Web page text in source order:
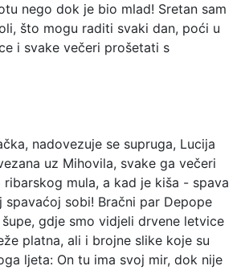
nego dok je bio mlad! Sretan sam
što mogu raditi svaki dan, poći u
i svake večeri prošetati s
nadovezuje se supruga, Lucija
uz Mihovila, svake ga večeri
mula, a kad je kiša - spava
spavaćoj sobi! Bračni par Depope
gdje smo vidjeli drvene letvice
platna, ali i brojne slike koje su
ljeta: On tu ima svoj mir, dok nije